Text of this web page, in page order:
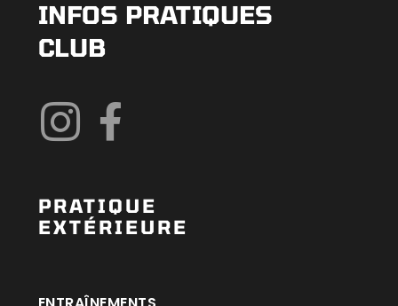
INFOS PRATIQUES
CLUB
PRATIQUE
EXTÉRIEURE